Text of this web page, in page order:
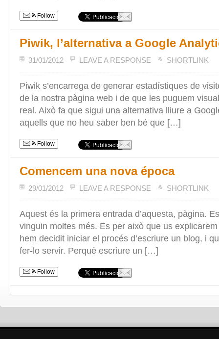
Follow
Piwik, l’alternativa a Google
31/01/2012 LEAVE A RESPONSE SHORTLINK
Piwik s’encarrega de generar estadístiques de
de la nostra pàgina web i de que les puguem
real. Això fa que sigui una alternativa lliure a
aquells que no heu saber ben bé que […]
Follow
Comencem una nova época
29/01/2012 LEAVE A RESPONSE SHORTLINK
Aquest és la primera entrada d’aquesta, pàgina.
vinguin moltes més. Es per això que us
hem decidit iniciar el procés d’escriure un blog, i
fer-lo servir. Perquè escriure un […]
Follow